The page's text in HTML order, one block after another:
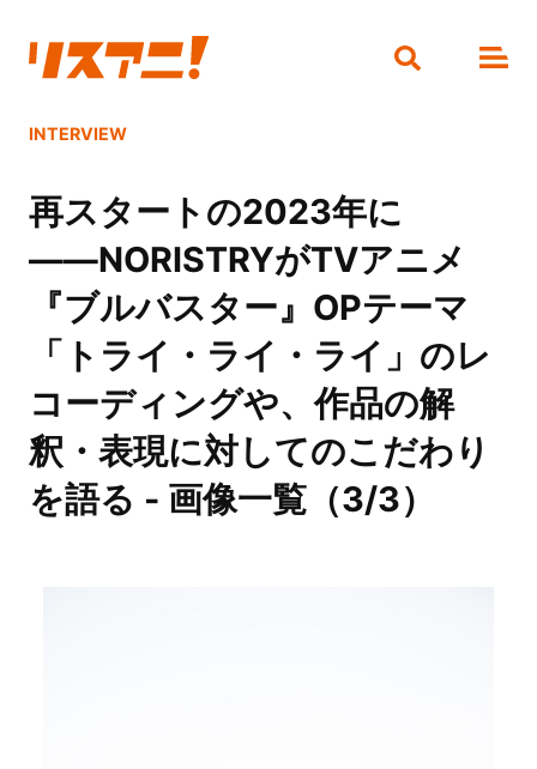
INTERVIEW
再スタートの2023年に
――NORISTRYがTVアニメ
『ブルバスター』OPテーマ
「トライ・ライ・ライ」のレ
コーディングや、作品の解
釈・表現に対してのこだわり
を語る - 画像一覧（3/3）